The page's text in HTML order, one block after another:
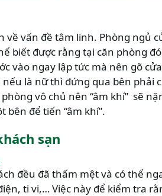
vấn đề tâm linh. Phòng ngủ
biết được rằng tại căn phòng
vào ngay lập tức mà nên gõ
là nữ thì đứng qua bên phải
vô chủ nên “âm khí” sẽ
bên để tiến “âm khí”.
sạn
đều đã thấm mệt và có thể
ti vi,… Việc này để kiểm tra